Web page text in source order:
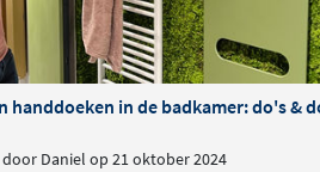
handdoeken in de badkamer: do's &
Daniel op 21 oktober 2024